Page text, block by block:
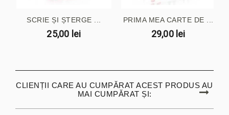
SCRIE ȘI ȘTERGE ...
25,00 lei
PRIMA MEA CARTE DE ...
29,00 lei
CLIENȚII CARE AU CUMPĂRAT ACEST PRODUS AU
MAI CUMPĂRAT ȘI: